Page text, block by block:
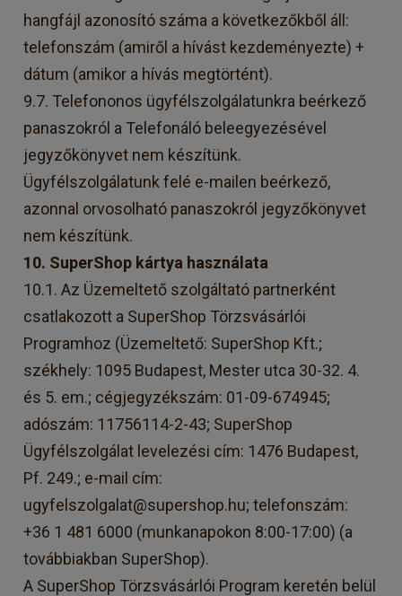
hangfájl azonosító száma a következőkből áll:
telefonszám (amiről a hívást kezdeményezte) +
dátum (amikor a hívás megtörtént).
9.7. Telefononos ügyfélszolgálatunkra beérkező
panaszokról a Telefonáló beleegyezésével
jegyzőkönyvet nem készítünk.
Ügyfélszolgálatunk felé e-mailen beérkező,
azonnal orvosolható panaszokról jegyzőkönyvet
nem készítünk.
10. SuperShop kártya használata
10.1. Az Üzemeltető szolgáltató partnerként
csatlakozott a SuperShop Törzsvásárlói
Programhoz (Üzemeltető: SuperShop Kft.;
székhely: 1095 Budapest, Mester utca 30-32. 4.
és 5. em.; cégjegyzékszám: 01-09-674945;
adószám: 11756114-2-43; SuperShop
Ügyfélszolgálat levelezési cím: 1476 Budapest,
Pf. 249.; e-mail cím:
ugyfelszolgalat@supershop.hu; telefonszám:
+36 1 481 6000 (munkanapokon 8:00-17:00) (a
továbbiakban SuperShop).
A SuperShop Törzsvásárlói Program keretén belül